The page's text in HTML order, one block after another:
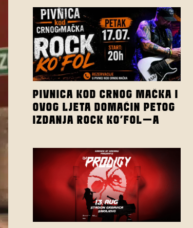
PIVNICA KOD CRNOG MAČKA I
OVOG LJETA DOMAĆIN PETOG
IZDANJA ROCK KO’FOL-A